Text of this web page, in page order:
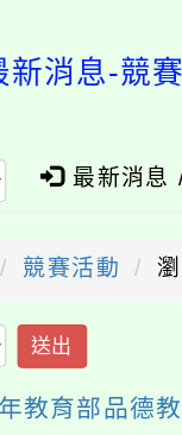
新消息-競
最新消息
競賽活動
送出
教育部品德